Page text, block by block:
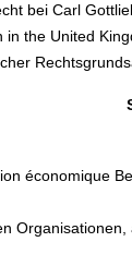
bei Carl
in the United
économique